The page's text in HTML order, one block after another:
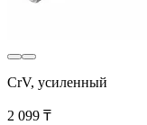
CrV, усиленный
2 099 ₸